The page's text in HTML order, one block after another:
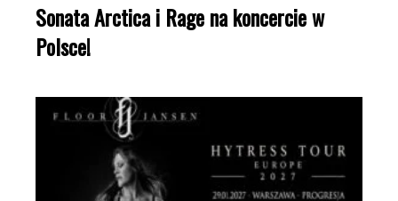
Sonata Arctica i Rage na koncercie w
Polsce!